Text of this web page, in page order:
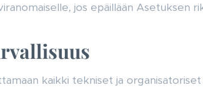
jos epäillään Asetuksen
kaikki tekniset ja